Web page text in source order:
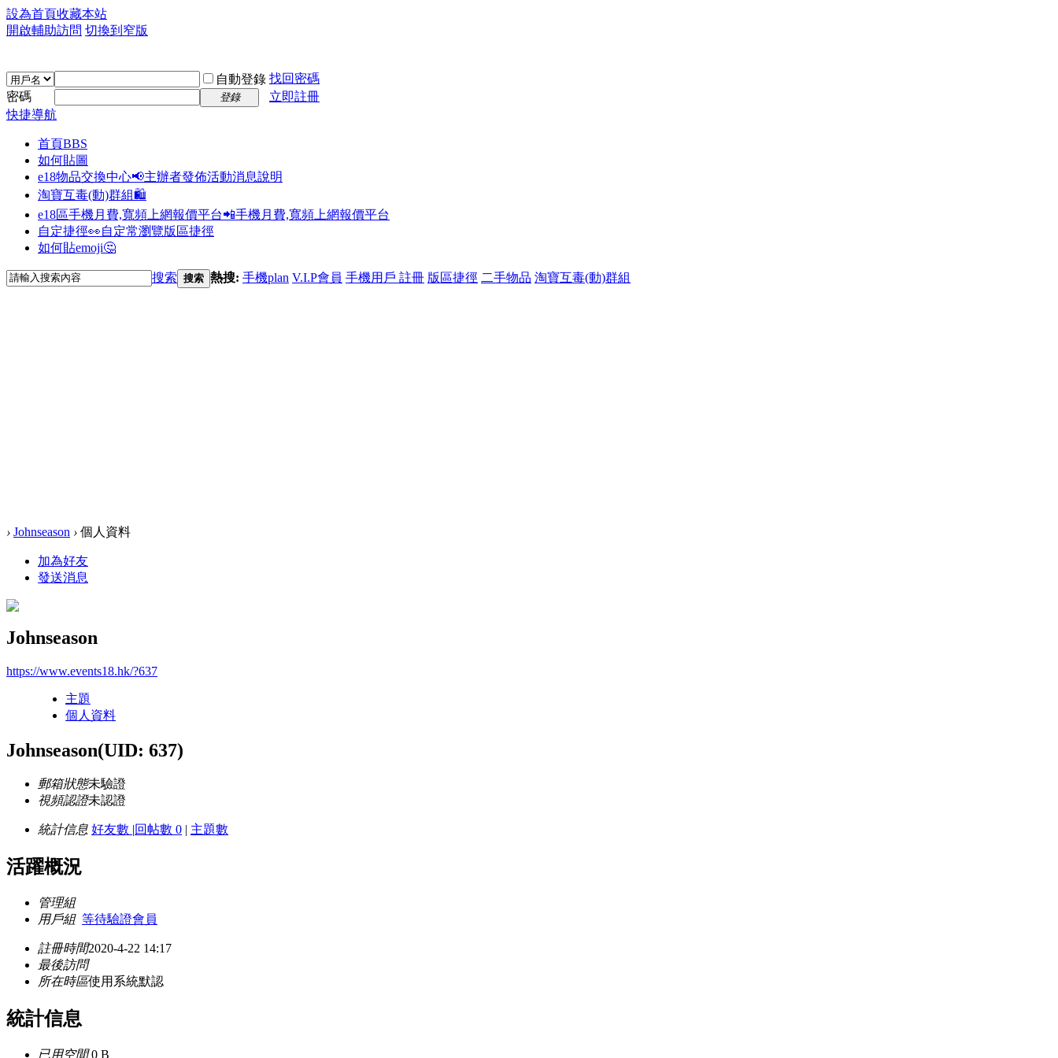
設為首頁收藏本站
開啟輔助訪問 切換到窄版
自動登錄 找回密碼
密碼
登錄
立即註冊
快捷導航
首頁BBS
如何貼圖
e18物品交換中心📢主辦者發佈活動消息說明
淘寶互毒(動)群組🛍️
e18區手機月費,寬頻上網報價平台📲手機月費,寬頻上網報價平台
自定捷徑👀自定常瀏覽版區捷徑
如何貼emoji🤔
搜索 搜索 熱搜: 手機plan V.I.P會員 手機用戶 註冊 版區捷徑 二手物品 淘寶互毒(動)群組
› Johnseason › 個人資料
加為好友
發送消息
Johnseason
https://www.events18.hk/?637
主題
個人資料
Johnseason(UID: 637)
郵箱狀態未驗證
視頻認證未認證
統計信息 好友數 |回帖數 0 | 主題數
活躍概況
管理組
用戶組 等待驗證會員
註冊時間2020-4-22 14:17
最後訪問
所在時區使用系統默認
統計信息
已用空間0 B